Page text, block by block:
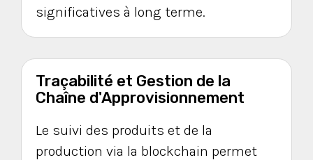
significatives à long terme.
Traçabilité et Gestion de la
Chaîne d'Approvisionnement
Le suivi des produits et de la
production via la blockchain permet